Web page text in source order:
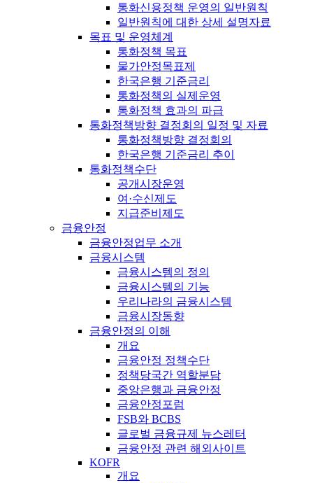
통화신용정책 운영의 일반원칙
일반원칙에 대한 상세 설명자료
목표 및 운영체계
통화정책 목표
물가안정목표제
한국은행 기준금리
통화정책의 실제운영
통화정책 효과의 파급
통화정책방향 결정회의 일정 및 자료
통화정책방향 결정회의
한국은행 기준금리 추이
통화정책수단
공개시장운영
여·수신제도
지급준비제도
금융안정
금융안정업무 소개
금융시스템
금융시스템의 정의
금융시스템의 기능
우리나라의 금융시스템
금융시장동향
금융안정의 이해
개요
금융안정 정책수단
정책당국간 역할분담
중앙은행과 금융안정
금융안정포럼
FSB와 BCBS
글로벌 금융규제 뉴스레터
금융안정 관련 해외사이트
KOFR
개요